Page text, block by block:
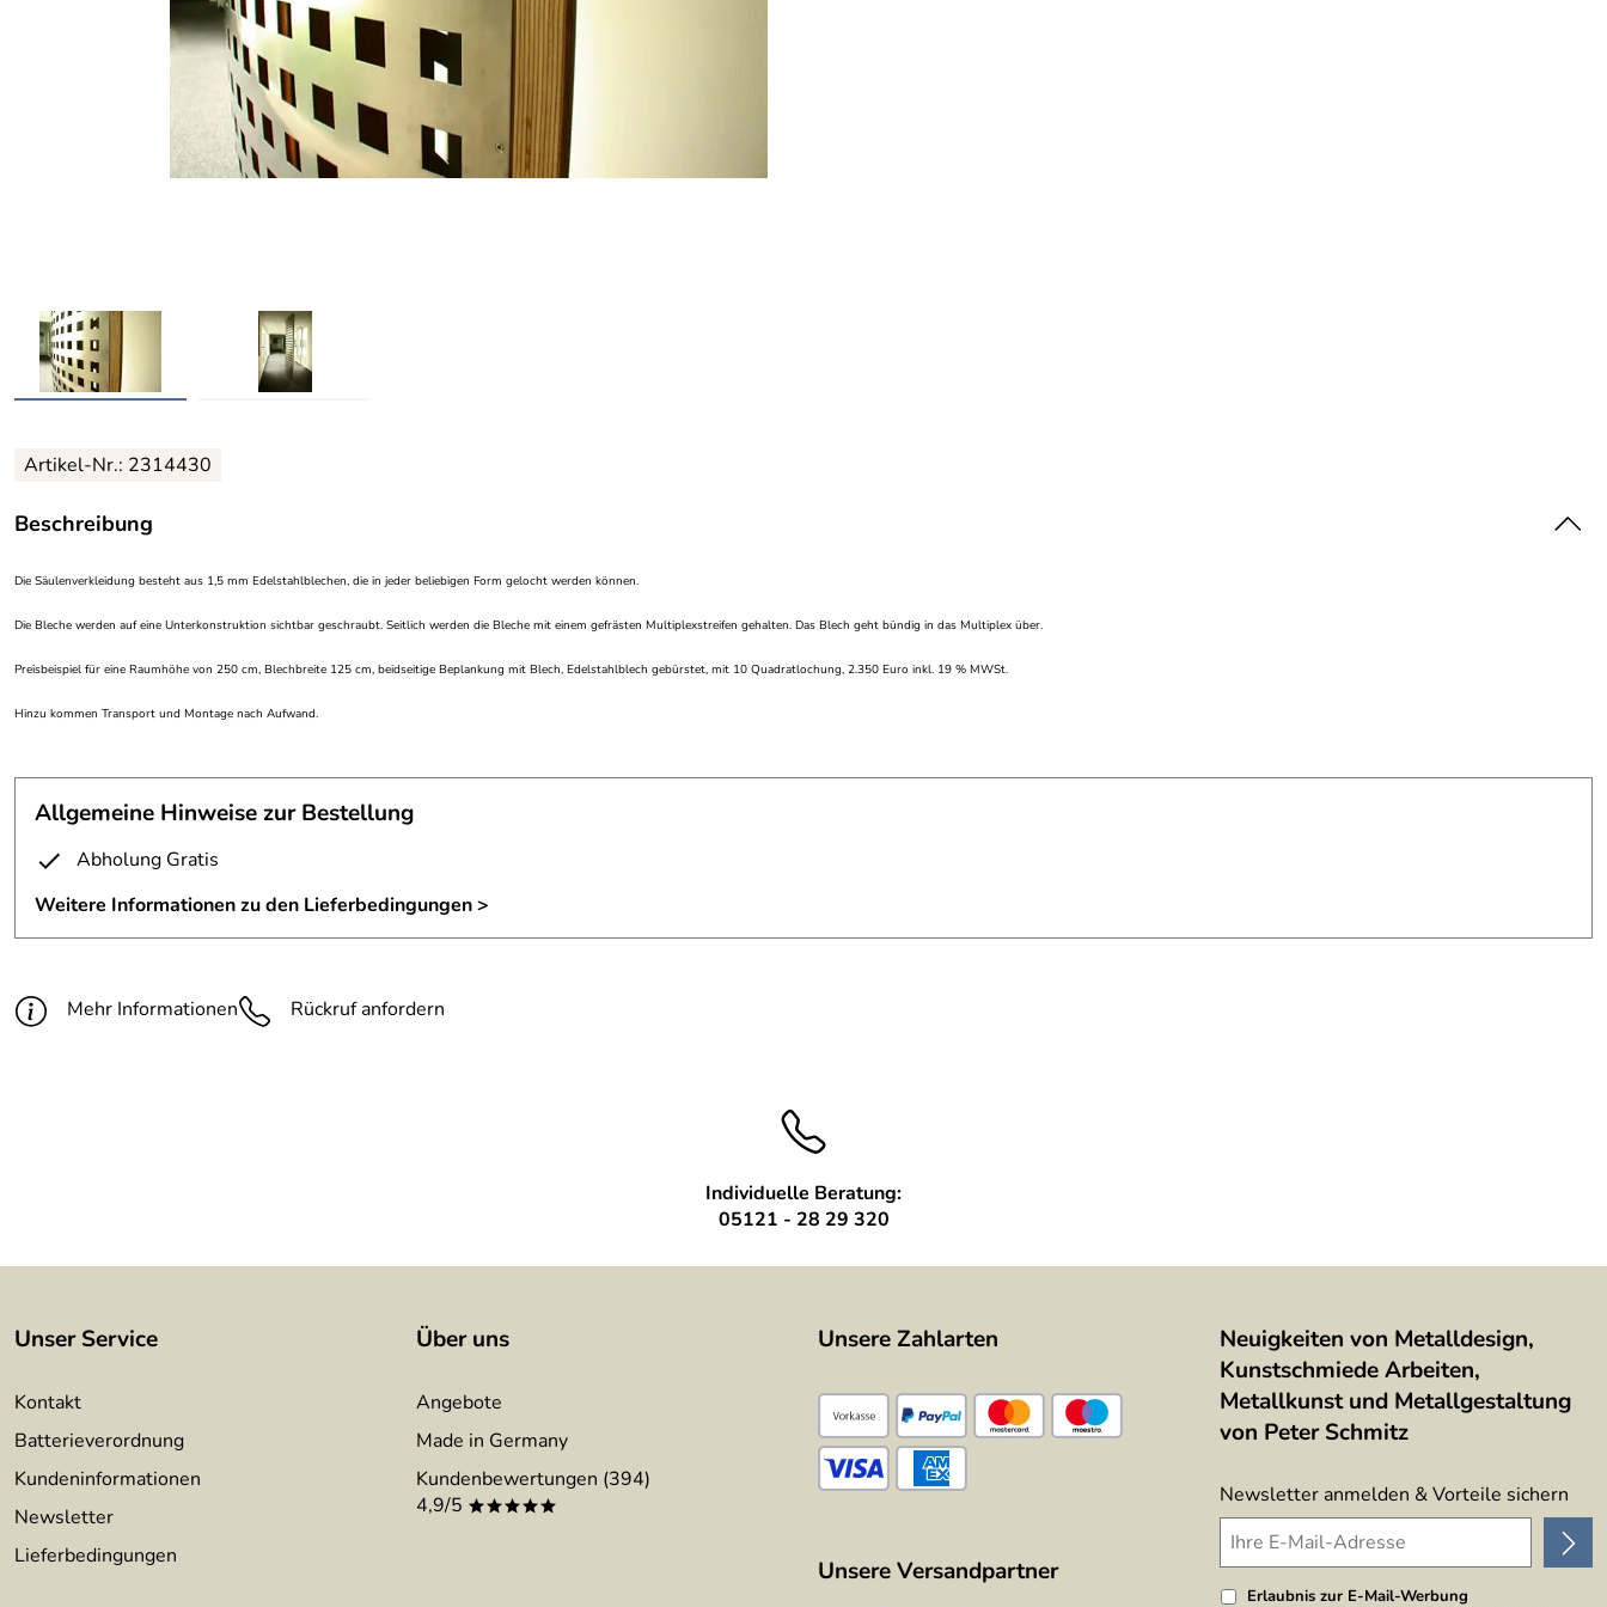
Artikel-Nr.: 2314430
Beschreibung
Die Säulenverkleidung besteht aus 1,5 mm Edelstahlblechen, die in jeder beliebigen Form gelocht werden können.
Die Bleche werden auf eine Unterkonstruktion sichtbar geschraubt. Seitlich werden die Bleche mit einem gefrästen Multiplexstreifen gehalten. Das Blech geht bündig in das Multiplex über.
Preisbeispiel für eine Raumhöhe von 250 cm, Blechbreite 125 cm, beidseitige Beplankung mit Blech, Edelstahlblech gebürstet, mit 10 Quadratlochung, 2.350 Euro inkl. 19 % MWSt.
Hinzu kommen Transport und Montage nach Aufwand.
Allgemeine Hinweise zur Bestellung
Abholung Gratis
Weitere Informationen zu den Lieferbedingungen >
Mehr Informationen Rückruf anfordern
Individuelle Beratung:
05121 - 28 29 320
Unser Service
Kontakt
Batterieverordnung
Kundeninformationen
Newsletter
Lieferbedingungen
Über uns
Angebote
Made in Germany
Kundenbewertungen (394)
4,9/5 *****
Unsere Zahlarten
Unsere Versandpartner
Neuigkeiten von Metalldesign,
Kunstschmiede Arbeiten,
Metallkunst und Metallgestaltung
von Peter Schmitz
Newsletter anmelden & Vorteile sichern
Erlaubnis zur E-Mail-Werbung